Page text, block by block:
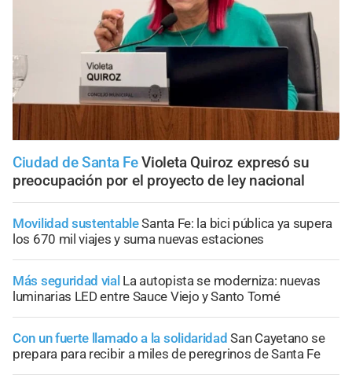
Ciudad de Santa Fe Violeta Quiroz expresó su
preocupación por el proyecto de ley nacional
Movilidad sustentableSanta Fe: la bici pública ya supera
los 670 mil viajes y suma nuevas estaciones
Más seguridad vial La autopista se moderniza: nuevas
luminarias LED entre Sauce Viejo y Santo Tomé
Con un fuerte llamado a la solidaridad San Cayetano se
prepara para recibir a miles de peregrinos de Santa Fe